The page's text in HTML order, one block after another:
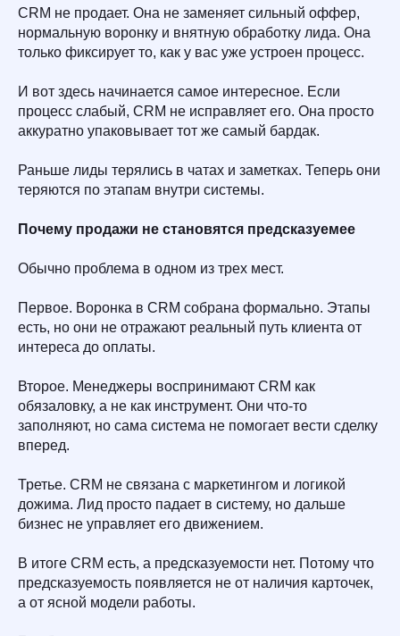
CRM не продает. Она не заменяет сильный оффер,
нормальную воронку и внятную обработку лида. Она
только фиксирует то, как у вас уже устроен процесс.
И вот здесь начинается самое интересное. Если
процесс слабый, CRM не исправляет его. Она просто
аккуратно упаковывает тот же самый бардак.
Раньше лиды терялись в чатах и заметках. Теперь они
теряются по этапам внутри системы.
Почему продажи не становятся предсказуемее
Обычно проблема в одном из трех мест.
Первое. Воронка в CRM собрана формально. Этапы
есть, но они не отражают реальный путь клиента от
интереса до оплаты.
Второе. Менеджеры воспринимают CRM как
обязаловку, а не как инструмент. Они что-то
заполняют, но сама система не помогает вести сделку
вперед.
Третье. CRM не связана с маркетингом и логикой
дожима. Лид просто падает в систему, но дальше
бизнес не управляет его движением.
В итоге CRM есть, а предсказуемости нет. Потому что
предсказуемость появляется не от наличия карточек,
а от ясной модели работы.